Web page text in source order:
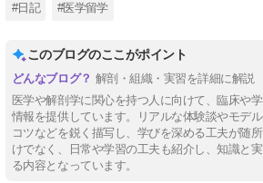
#日記 #医学留学
このブログのここがポイント
解剖・組織・実習を詳細に解説
医学や解剖学に関心を持つ人に向けて、臨床や
情報を提供しています。リアルな体験談やモデ
コツなどを鋭く描写し、学びを深める工夫が随
けでなく、日常や学習の工夫も紹介し、知識と
る内容となっています。